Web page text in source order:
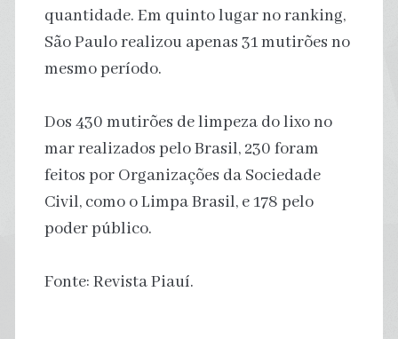
quantidade. Em quinto lugar no ranking,
São Paulo realizou apenas 31 mutirões no
mesmo período.
Dos 430 mutirões de limpeza do lixo no
mar realizados pelo Brasil, 230 foram
feitos por Organizações da Sociedade
Civil, como o Limpa Brasil, e 178 pelo
poder público.
Fonte: Revista Piauí.